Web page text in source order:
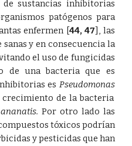
sustancias inhibitorias
patógenos para
enfermen [44,47] , las
y en consecuencia la
el uso de fungicidas
de una bacteria que es
es Pseudomonas
de la bacteria
Por otro lado las
tóxicos podrían
y pesticidas que han